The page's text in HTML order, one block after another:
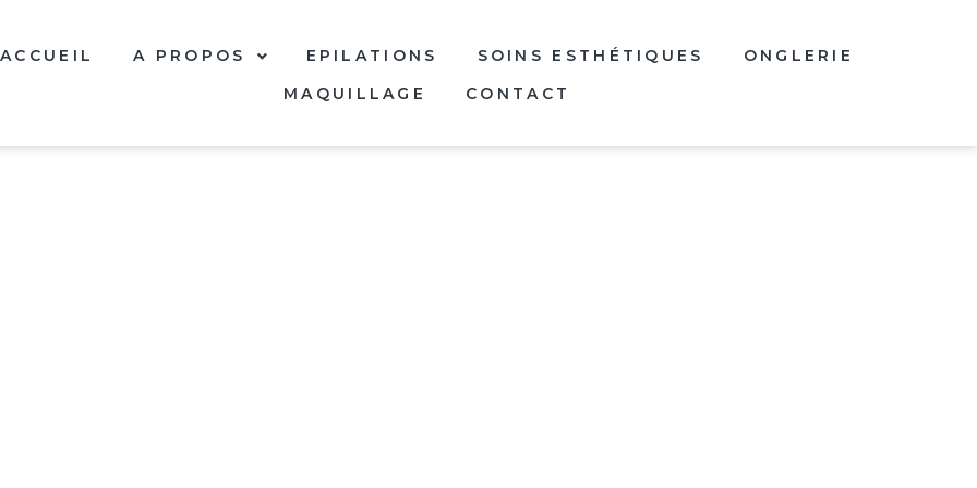
ACCUEIL A PROPOS EPILATIONS SOINS ESTHÉTIQUES
ONGLERIE
MAQUILLAGE
CONTACT